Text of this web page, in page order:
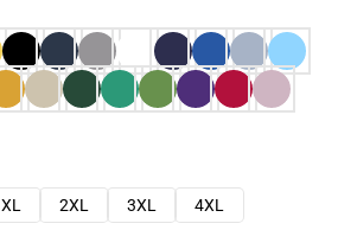
XL 2XL 3XL
4XL